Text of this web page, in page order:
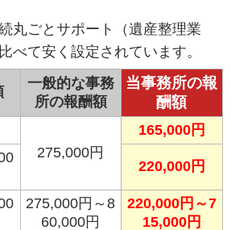
丸ごとサポート（遺産整理業
べて安く設定されています。
一般的な事務
所の報酬額
当事務所の報
酬額
275,000円
165,000円
220,000円
275,000円～8
60,000円
220,000円～7
15,000円